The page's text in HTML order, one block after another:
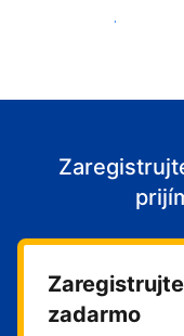
Začať prijímať hostí
zadarmo